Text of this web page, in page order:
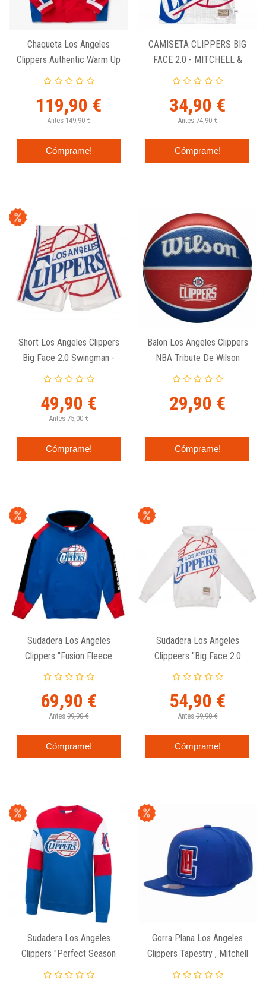
Chaqueta Los Angeles
Clippers Authentic Warm Up
- Mitchell And Ness 1995-
119,90 €
Antes 149,90 €
Cómprame!
CAMISETA CLIPPERS BIG
FACE 2.0 - MITCHELL &
NESS TANK TOP
34,90 €
Antes 74,90 €
Cómprame!
Short Los Angeles Clippers
Big Face 2.0 Swingman -
Mitchell & Ness.
49,90 €
Antes 75,00 €
Cómprame!
Balon Los Angeles Clippers
NBA Tribute De Wilson
29,90 €
Cómprame!
Sudadera Los Angeles
Clippers "Fusion Fleece
Hoodie" Mitchell And Ness
69,90 €
Antes 99,90 €
Cómprame!
Sudadera Los Angeles
Clippeers "Big Face 2.0
Fleece Hoodie" Mitchell
54,90 €
Antes 99,90 €
Cómprame!
Sudadera Los Angeles
Clippers "Perfect Season
Crew" Mitchell And Ness
Gorra Plana Los Angeles
Clippers Tapestry , Mitchell
And Ness.